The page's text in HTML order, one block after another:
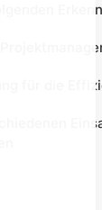
für die